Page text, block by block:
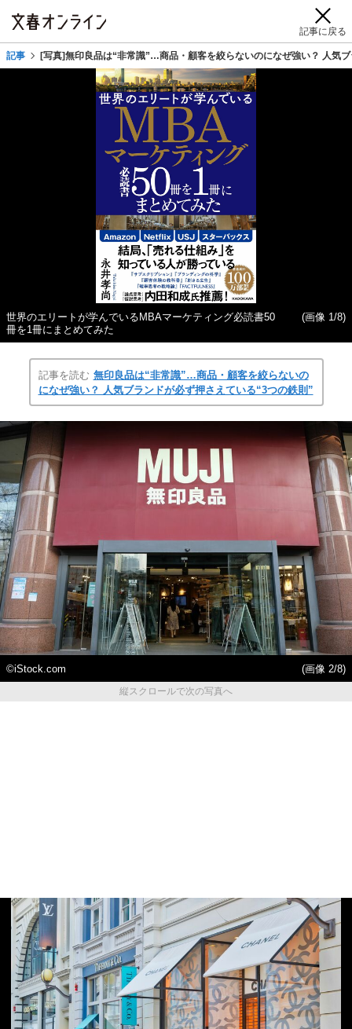
記事に戻る
記事 [写真]無印良品は“非常識”…商品・顧客を絞らないのになぜ強い？ 人気
世界のエリートが学んでいるMBAマーケティング必読書50
冊を1冊にまとめてみた
(画像 1/8)
記事を読む 無印良品は“非常識”…商品・顧客を絞らないの
になぜ強い？ 人気ブランドが必ず押さえている“3つの鉄則”
©️iStock.com
(画像 2/8)
縦スクロールで次の写真へ